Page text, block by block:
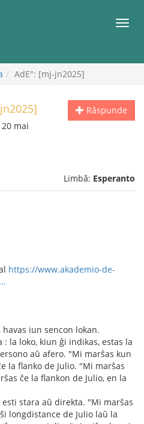
AdE": [mj-jn2025]
Răspunde
20 mai
Limbă: Esperanto
https://www.akademio-de-
havas iun sencon lokan.
la loko, kiun ĝi indikas, estas la
aŭ afero. "Mi marŝas kun
la flanko de Julio. "Mi marŝas
ĉe la flankon de Julio, en la
stara aŭ direkta. "Mi marŝas
longdistance de Julio laŭ la